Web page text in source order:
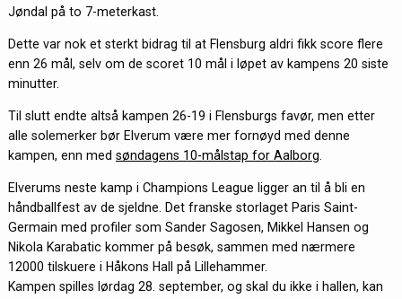
Jøndal på to 7-meterkast.
Dette var nok et sterkt bidrag til at Flensburg aldri fikk score flere
enn 26 mål, selv om de scoret 10 mål i løpet av kampens 20 siste
minutter.
Til slutt endte altså kampen 26-19 i Flensburgs favør, men etter
alle solemerker bør Elverum være mer fornøyd med denne
kampen, enn med søndagens 10-målstap for Aalborg
Elverums neste kamp i Champions League ligger an til å bli en
håndballfest av de sjeldne. Det franske storlaget Paris Saint-
Germain med profiler som Sander Sagosen, Mikkel Hansen og
Nikola Karabatic kommer på besøk, sammen med nærmere
12000 tilskuere i Håkons Hall på Lillehammer.
Kampen spilles lørdag 28. september, og skal du ikke i hallen, kan